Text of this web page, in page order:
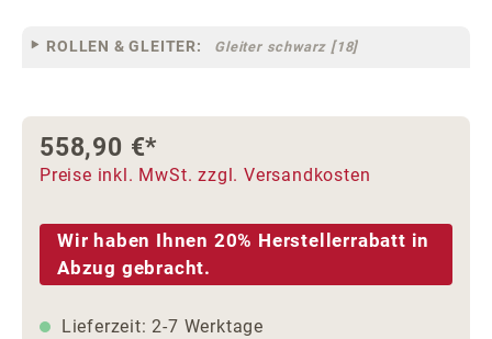
ROLLEN & GLEITER: Gleiter schwarz [18]
558,90 €*
Preise inkl. MwSt. zzgl. Versandkosten
Wir haben Ihnen 20% Herstellerrabatt in
Abzug gebracht.
Lieferzeit: 2-7 Werktage